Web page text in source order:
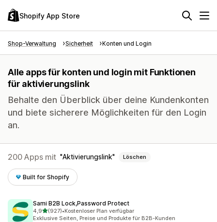
Shopify App Store
Shop-Verwaltung Sicherheit Konten und Login
Alle apps für konten und login mit Funktionen
für aktivierungslink
Behalte den Überblick über deine Kundenkonten
und biete sicherere Möglichkeiten für den Login
an.
200 Apps mit Aktivierungslink Löschen
Built for Shopify
Sami B2B Lock,Password Protect
4,9von 5 Sternen
(927)
927 Rezensionen insgesamt
•Kostenloser Plan verfügbar
Exklusive Seiten, Preise und Produkte für B2B-Kunden